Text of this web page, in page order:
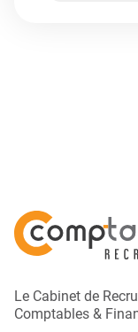
Le Cabinet de
Comptables &